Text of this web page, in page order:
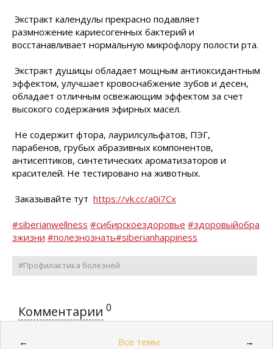
Экстракт календулы прекрасно подавляет
размножение кариесогенных бактерий и
восстанавливает нормальную микрофлору полости рта.
Экстракт душицы обладает мощным антиоксидантным
эффектом, улучшает кровоснабжение зубов и десен,
обладает отличным освежающим эффектом за счет
высокого содержания эфирных масел.
Не содержит фтора, лаурилсульфатов, ПЭГ,
парабенов, грубых абразивных компонентов,
антисептиков, синтетических ароматизаторов и
красителей. Не тестировано на животных.
Заказывайте тут https://vk.cc/a0i7Cx
#siberianwellness #сибирскоездоровье #здоровыйобра
зжизни #полезнознать#siberianhappiness
#Профилактика болезней
Комментарии 0
← Все темы →